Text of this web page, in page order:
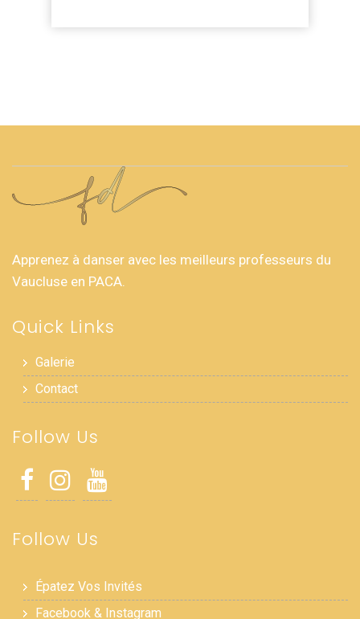
Apprenez à danser avec les meilleurs professeurs du
Vaucluse en PACA.
Quick Links
Galerie
Contact
Follow Us
Follow Us
Épatez Vos Invités
Facebook & Instagram